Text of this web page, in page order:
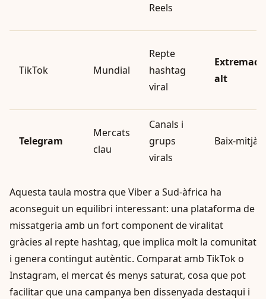
Reels
TikTok Mundial
Repte
hashtag
viral
alt
Telegram
Mercats
clau
Canals i
grups
virals
Baix-mitjà
Aquesta taula mostra que Viber a Sud-àfrica ha
aconseguit un equilibri interessant: una plataforma de
missatgeria amb un fort component de viralitat
gràcies al repte hashtag, que implica molt la comunitat
i genera contingut autèntic. Comparat amb TikTok o
Instagram, el mercat és menys saturat, cosa que pot
facilitar que una campanya ben dissenyada destaqui i